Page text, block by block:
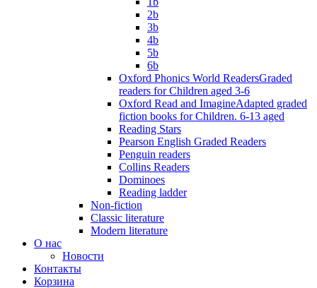
2b
3b
4b
5b
6b
Oxford Phonics World ReadersGraded
readers for Children aged 3-6
Oxford Read and ImagineAdapted graded
fiction books for Children. 6-13 aged
Reading Stars
Pearson English Graded Readers
Penguin readers
Collins Readers
Dominoes
Reading ladder
Non-fiction
Classic literature
Modern literature
О нас
Новости
Контакты
Корзина